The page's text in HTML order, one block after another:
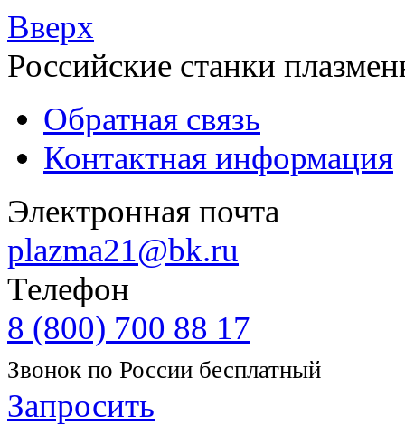
Вверх
Российские станки
Обратная связь
Контактная информация
Электронная почта
plazma21@bk.ru
Телефон
8 (800) 700 88 17
Звонок по России бесплатный
Запросить